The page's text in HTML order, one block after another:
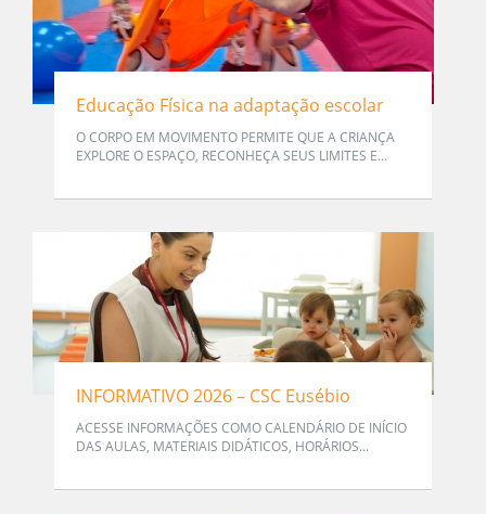
Educação Física na adaptação escolar
O CORPO EM MOVIMENTO PERMITE QUE A CRIANÇA
EXPLORE O ESPAÇO, RECONHEÇA SEUS LIMITES E...
INFORMATIVO 2026 – CSC Eusébio
ACESSE INFORMAÇÕES COMO CALENDÁRIO DE INÍCIO
DAS AULAS, MATERIAIS DIDÁTICOS, HORÁRIOS...